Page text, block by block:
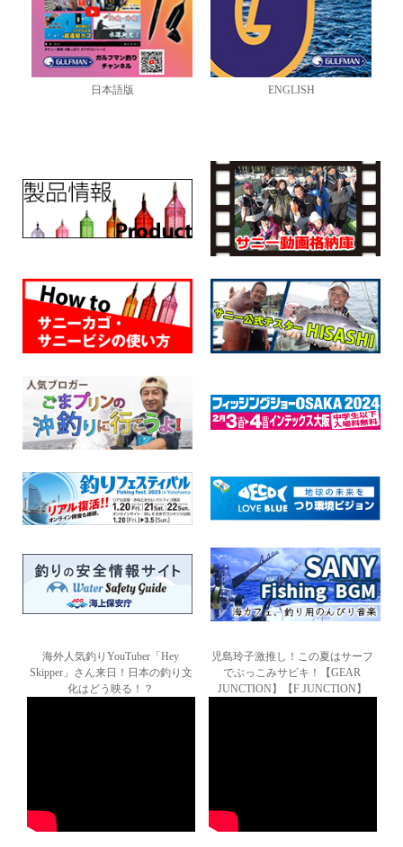
日本語版 ENGLISH
海外人気釣りYouTuber「Hey
Skipper」さん来日！日本の釣り文
化はどう映る！？
児島玲子激推し！この夏はサーフ
でぶっこみサビキ！【GEAR
JUNCTION】【F JUNCTION】